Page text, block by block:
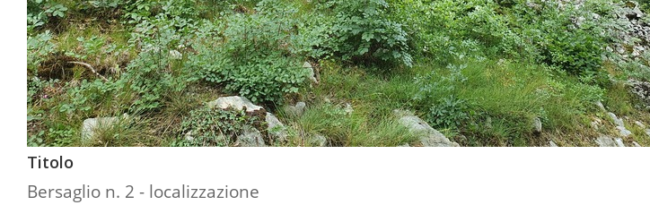
Titolo
Bersaglio n. 2 - localizzazione